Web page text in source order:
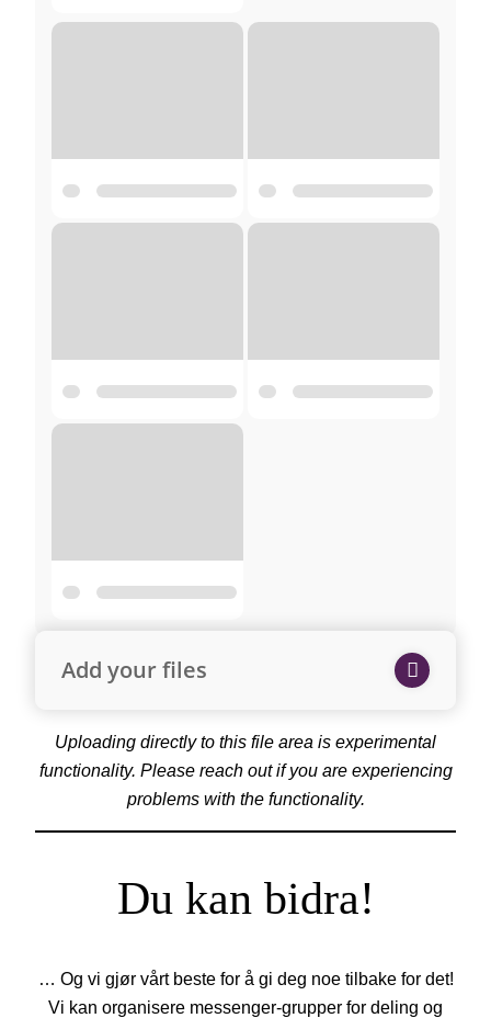
Add your files
Uploading directly to this file area is experimental
functionality. Please reach out if you are experiencing
problems with the functionality.
Du kan bidra!
… Og vi gjør vårt beste for å gi deg noe tilbake for det!
Vi kan organisere messenger-grupper for deling og